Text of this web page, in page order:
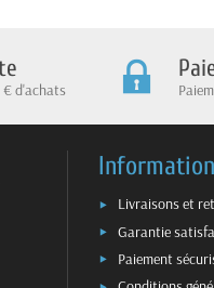
€ d'achats
Livraisons et
Garantie
Paiement